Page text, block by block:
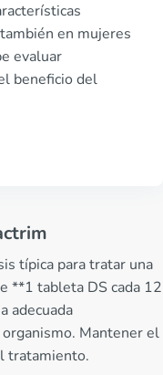
en mujeres
evaluar
beneficio del
típica para tratar una
**1 tableta DS cada 12
adecuada
Mantener el
tratamiento.